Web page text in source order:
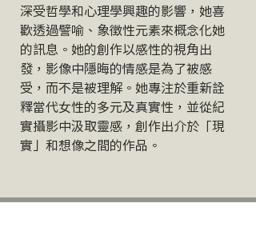
深受哲學和心理學興趣的影響，她喜
歡透過譬喻、象徵性元素來概念化她
的訊息。她的創作以感性的視角出
發，影像中隱晦的情感是為了被感
受，而不是被理解。她專注於重新詮
釋當代女性的多元及真實性，並從紀
實攝影中汲取靈感，創作出介於「現
實」和想像之間的作品。